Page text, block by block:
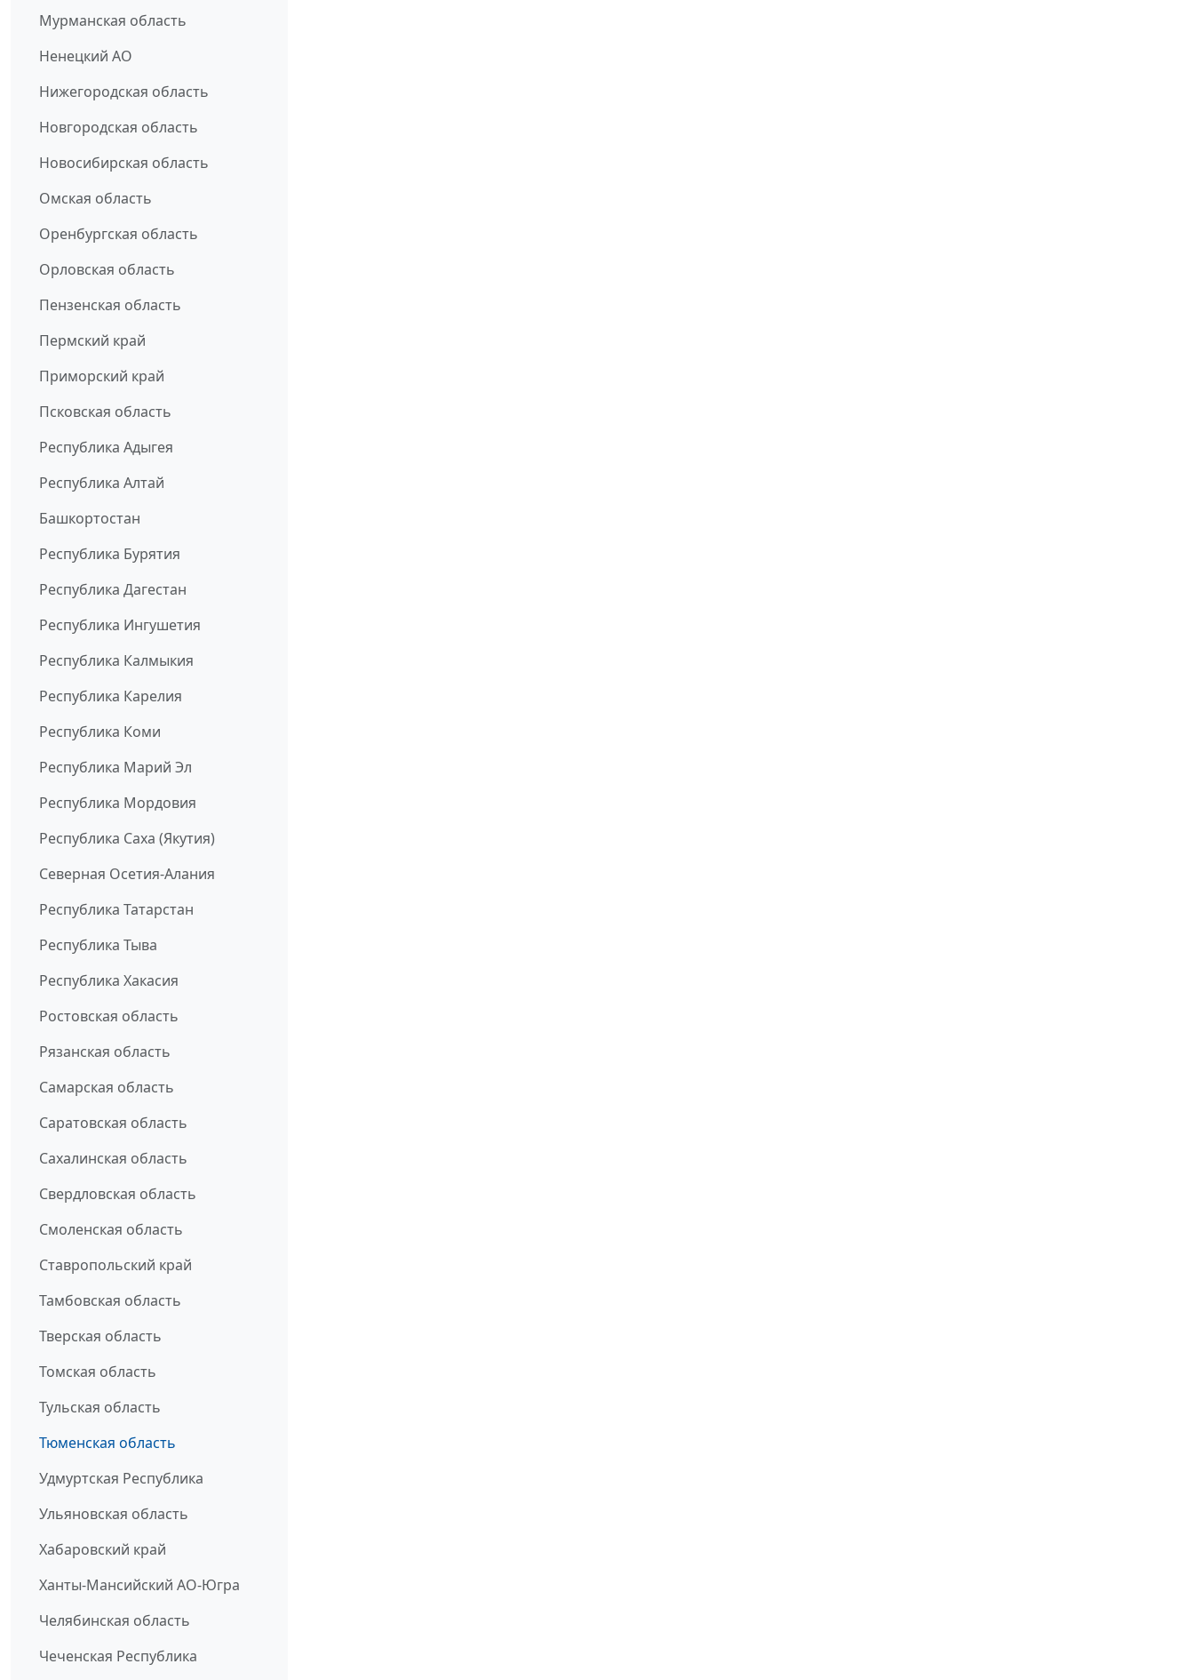
Мурманская область
Ненецкий АО
Нижегородская область
Новгородская область
Новосибирская область
Омская область
Оренбургская область
Орловская область
Пензенская область
Пермский край
Приморский край
Псковская область
Республика Адыгея
Республика Алтай
Башкортостан
Республика Бурятия
Республика Дагестан
Республика Ингушетия
Республика Калмыкия
Республика Карелия
Республика Коми
Республика Марий Эл
Республика Мордовия
Республика Саха (Якутия)
Северная Осетия-Алания
Республика Татарстан
Республика Тыва
Республика Хакасия
Ростовская область
Рязанская область
Самарская область
Саратовская область
Сахалинская область
Свердловская область
Смоленская область
Ставропольский край
Тамбовская область
Тверская область
Томская область
Тульская область
Тюменская область
Удмуртская Республика
Ульяновская область
Хабаровский край
Ханты-Мансийский АО-Югра
Челябинская область
Чеченская Республика